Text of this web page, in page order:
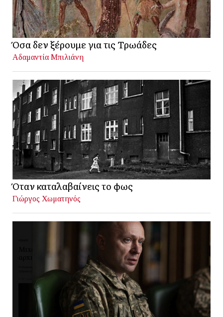
Όσα δεν ξέρουμε για τις Τρωάδες
Αδαμαντία Μπιλιάνη
Όταν καταλαβαίνεις το φως
Γιώργος Χωματηνός